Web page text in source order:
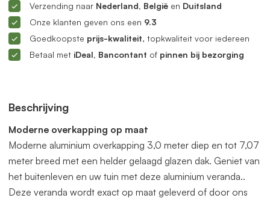
Beschrijving
Moderne overkapping op maat
Moderne aluminium overkapping 3,0 meter diep en tot 7,07
meter breed met een helder gelaagd glazen dak. Geniet van
het buitenleven en uw tuin met deze aluminium veranda..
Deze veranda wordt exact op maat geleverd of door ons
Verzending naar Nederland, België en Duitsland
Onze klanten geven ons een 9.3
Goedkoopste prijs-kwaliteit, topkwaliteit voor iedereen
Betaal met iDeal, Bancontant of pinnen bij bezorging